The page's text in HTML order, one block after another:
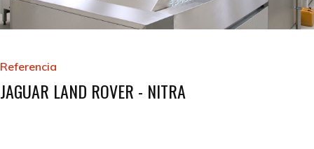
Referencia
JAGUAR LAND ROVER - NITRA